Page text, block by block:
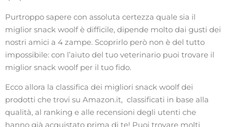
Purtroppo sapere con assoluta certezza quale sia il
miglior snack woolf è difficile, dipende molto dai gusti dei
nostri amici a 4 zampe. Scoprirlo però non è del tutto
impossibile: con l’aiuto del tuo veterinario puoi trovare il
miglior snack woolf per il tuo fido.
Ecco allora la classifica dei migliori snack woolf dei
prodotti che trovi su Amazon.it, classificati in base alla
qualità, al ranking e alle recensioni degli utenti che
hanno già acquistato prima di te! Puoi trovare molti